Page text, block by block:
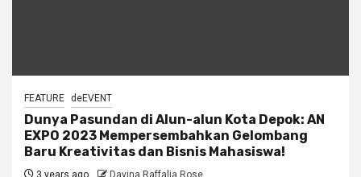
FEATURE deEVENT
Dunya Pasundan di Alun-alun Kota Depok: AN
EXPO 2023 Mempersembahkan Gelombang
Baru Kreativitas dan Bisnis Mahasiswa!